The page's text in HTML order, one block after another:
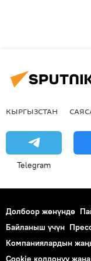
КЫРГЫЗСТАН
Telegram
Долбоор жөнүндө
Байланыш үчүн
Компаниялардын
Cookie колдонуу